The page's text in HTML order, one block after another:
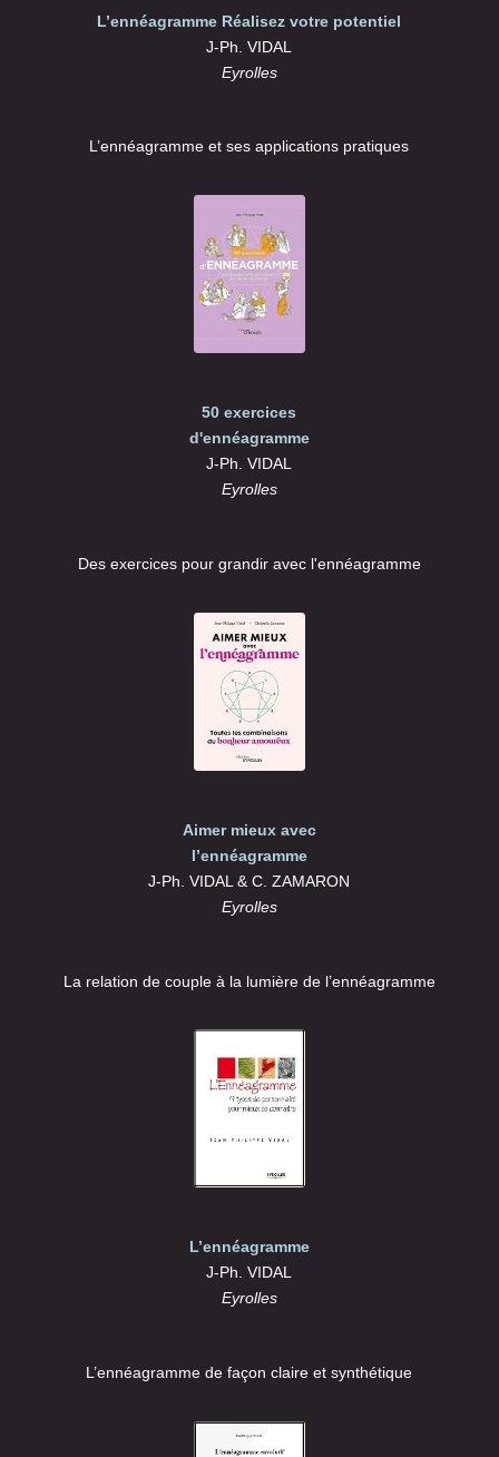
L’ennéagramme Réalisez votre potentiel
J-Ph. VIDAL
Eyrolles
L’ennéagramme et ses applications pratiques
50 exercices
d'ennéagramme
J-Ph. VIDAL
Eyrolles
Des exercices pour grandir avec l'ennéagramme
Aimer mieux avec
l’ennéagramme
J-Ph. VIDAL & C. ZAMARON
Eyrolles
La relation de couple à la lumière de l’ennéagramme
L’ennéagramme
J-Ph. VIDAL
Eyrolles
L’ennéagramme de façon claire et synthétique